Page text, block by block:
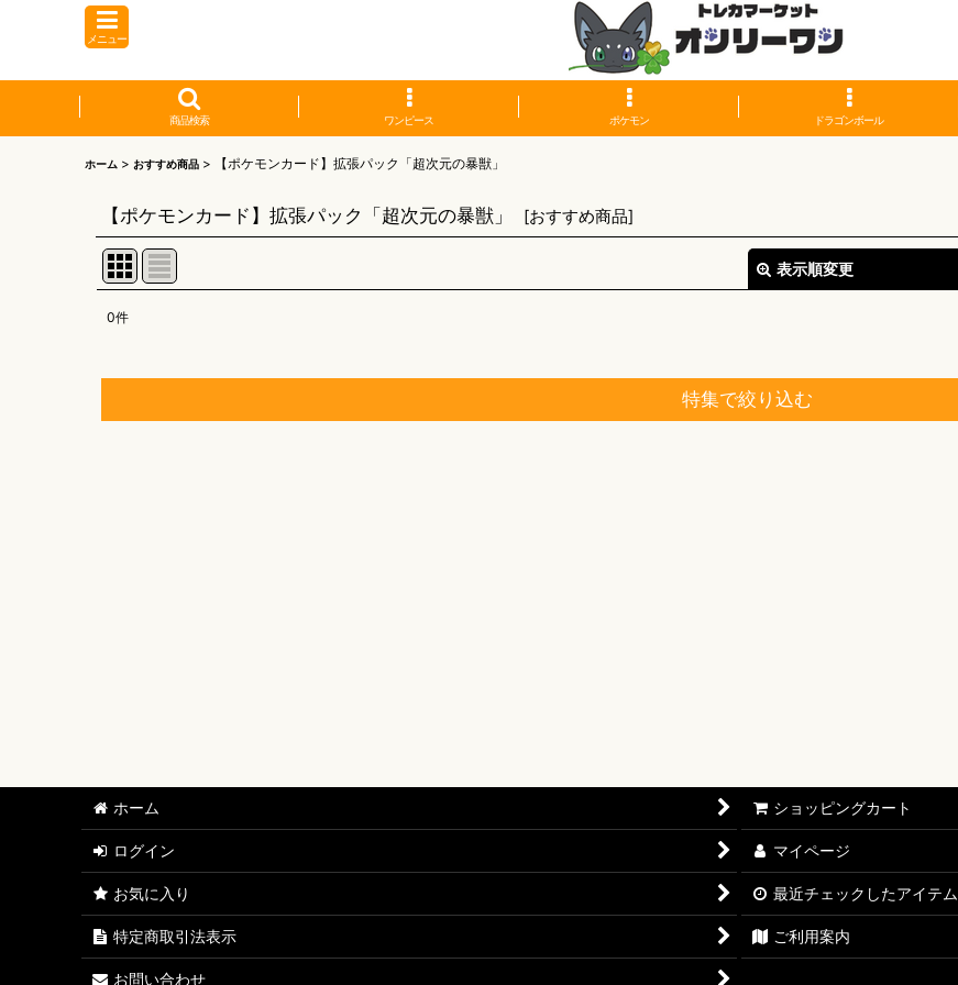
メニュー
商品検索 ワンピース ポケモン ドラゴンボール
ホーム > おすすめ商品 > 【ポケモンカード】拡張パック「超次元の暴獣」
【ポケモンカード】拡張パック「超次元の暴獣」 [おすすめ商品]
表示順変更
0件
特集で絞り込む
【ワンピースカード】エクストラブースター ONE PIECE Heroines Edition【EB-03】
【ワンピースカード】ブースターパック 受け継がれる意志【OP-13】
【ワンピースカード】プレミアムブースター ONE PIECE CARD THE BEST vol.2【PRB-02】
【ワンピースカード】ブースターパック 師弟の絆【OP-12】
【ワンピースカード】ブースターパック 神速の拳【OP-11】
ホーム ショッピングカート
ログイン マイページ
お気に入り 最近チェックしたアイテム
特定商取引法表示 ご利用案内
お問い合わせ